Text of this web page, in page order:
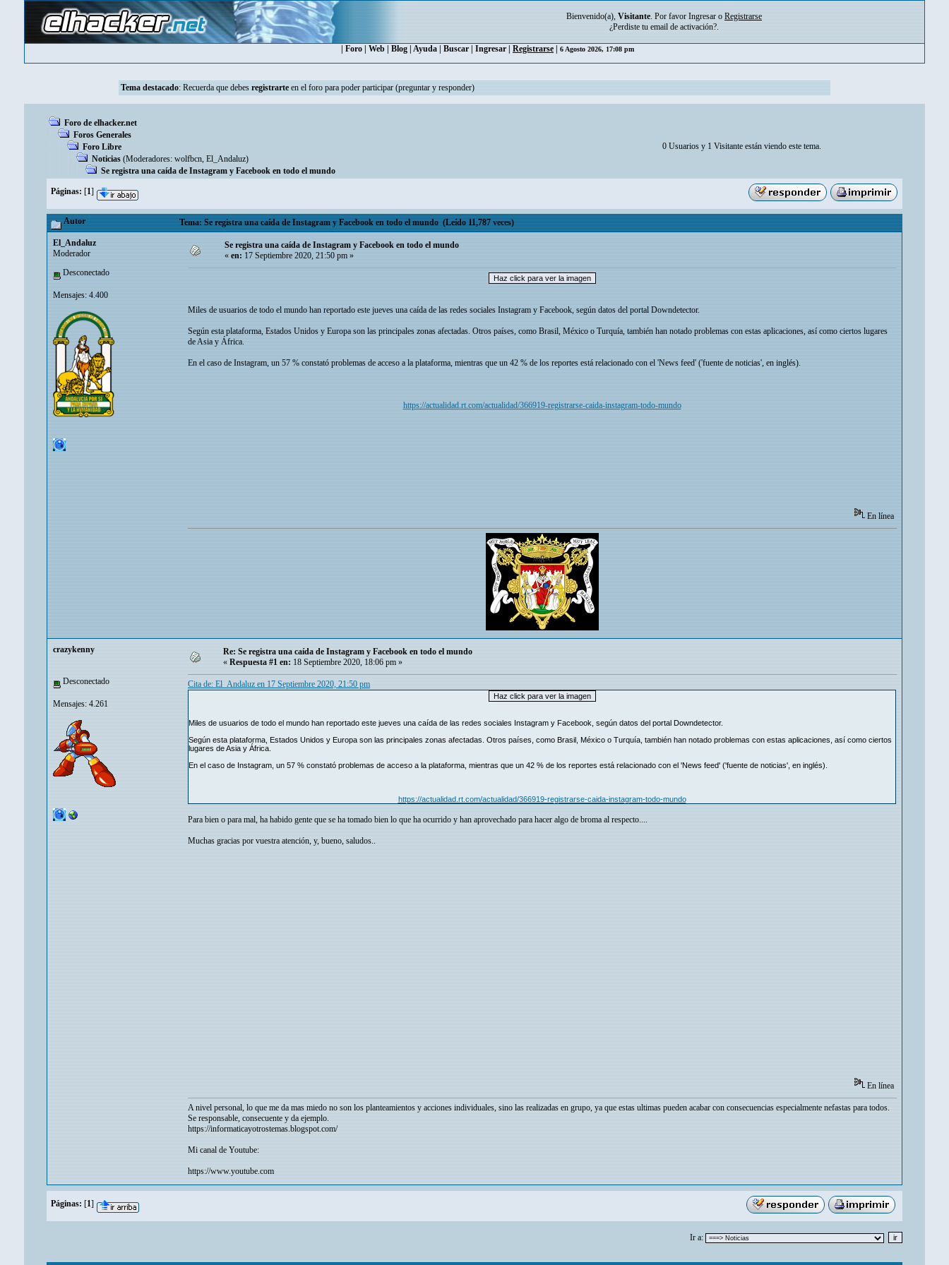
Bienvenido(a), Visitante. Por favor Ingresar o Registrarse
¿Perdiste tu email de activación?.
Foro Web Blog Ayuda Buscar Ingresar Registrarse 6 Agosto 2026, 17:08 pm
Tema destacado: Recuerda que debes registrarte en el foro para poder participar (preguntar y responder)
Foro de elhacker.net
Foros Generales
Foro Libre
Noticias (Moderadores: wolfbcn, El_Andaluz)
Se registra una caída de Instagram y Facebook en todo el mundo
0 Usuarios y 1 Visitante están viendo este tema.
Páginas: [1]
Autor Tema: Se registra una caída de Instagram y Facebook en todo el mundo (Leído 11,787 veces)
El_Andaluz
Moderador
Desconectado
Mensajes: 4.400
Se registra una caída de Instagram y Facebook en todo el mundo
«en:17 Septiembre 2020, 21:50 pm »
Miles de usuarios de todo el mundo han reportado este jueves una caída de las redes sociales Instagram y Facebook, según datos del portal Downdetector.
Según esta plataforma, Estados Unidos y Europa son las principales zonas afectadas. Otros países, como Brasil, México o Turquía, también han notado problemas con estas aplicaciones, así como ciertos lugares
de Asia y África.
En el caso de Instagram, un 57 % constató problemas de acceso a la plataforma, mientras que un 42 % de los reportes está relacionado con el 'News feed' ('fuente de noticias', en inglés).
https://actualidad.rt.com/actualidad/366919-registrarse-caida-instagram-todo-mundo
En línea
crazykenny
Desconectado
Mensajes: 4.261
Re: Se registra una caída de Instagram y Facebook en todo el mundo
« Respuesta #1 en: 18 Septiembre 2020, 18:06 pm »
Cita de: El_Andaluz en 17 Septiembre 2020, 21:50 pm
Miles de usuarios de todo el mundo han reportado este jueves una caída de las redes sociales Instagram y Facebook, según datos del portal Downdetector.
Según esta plataforma, Estados Unidos y Europa son las principales zonas afectadas. Otros países, como Brasil, México o Turquía, también han notado problemas con estas aplicaciones, así como ciertos
lugares de Asia y África.
En el caso de Instagram, un 57 % constató problemas de acceso a la plataforma, mientras que un 42 % de los reportes está relacionado con el 'News feed' ('fuente de noticias', en inglés).
https://actualidad.rt.com/actualidad/366919-registrarse-caida-instagram-todo-mundo
Para bien o para mal, ha habido gente que se ha tomado bien lo que ha ocurrido y han aprovechado para hacer algo de broma al respecto....
Muchas gracias por vuestra atención, y, bueno, saludos..
En línea
A nivel personal, lo que me da mas miedo no son los planteamientos y acciones individuales, sino las realizadas en grupo, ya que estas ultimas pueden acabar con consecuencias especialmente nefastas para todos.
Se responsable, consecuente y da ejemplo.
https://informaticayotrostemas.blogspot.com/
Mi canal de Youtube:
https://www.youtube.com
Páginas: [1]
Ir a: